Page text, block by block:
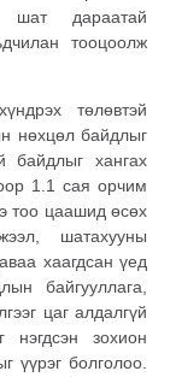
шат дараатай
тооцоолж
төлөвтэй
нөхцөл байдлыг
байдлыг хангах
1.1 сая орчим
тоо цаашид өсөх
шатахууны
хаагдсан үед
байгууллага,
цаг алдалгүй
нэгдсэн зохион
үүрэг болголоо.